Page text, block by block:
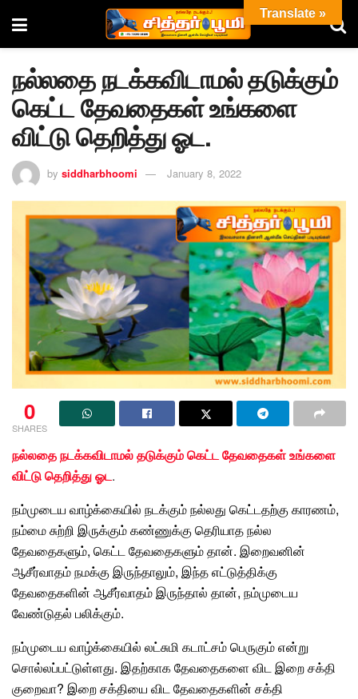
நல்லதை நடக்கவிடாமல் தடுக்கும்
கெட்ட தேவதைகள் உங்களை
விட்டு தெறித்து ஓட.
by siddharbhoomi January 8, 2022
0
SHARES
நல்லதை நடக்கவிடாமல் தடுக்கும் கெட்ட தேவதைகள் உங்களை
விட்டு தெறித்து ஓட.
நம்முடைய வாழ்க்கையில் நடக்கும் நல்லது கெட்டதற்கு காரணம்,
நம்மை சுற்றி இருக்கும் கண்ணுக்கு தெரியாத நல்ல
தேவதைகளும், கெட்ட தேவதைகளும் தான். இறைவனின்
ஆசீர்வாதம் நமக்கு இருந்தாலும், இந்த எட்டுத்திக்கு
தேவதைகளின் ஆசீர்வாதம் இருந்தால் தான், நம்முடைய
வேண்டுதல் பலிக்கும்.
நம்முடைய வாழ்க்கையில் லட்சுமி கடாட்சம் பெருகும் என்று
சொல்லப்பட்டுள்ளது. இதற்காக தேவதைகளை விட இறை சக்தி
குறைவா? இறை சக்தியை விட தேவதைகளின் சக்தி
Translate »